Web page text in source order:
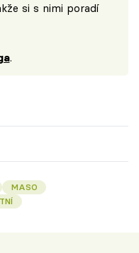
si s nimi poradí
.
MASO